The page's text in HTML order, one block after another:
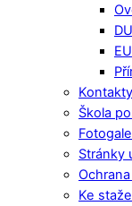
Kontakty
Škola
Stránky
Ke